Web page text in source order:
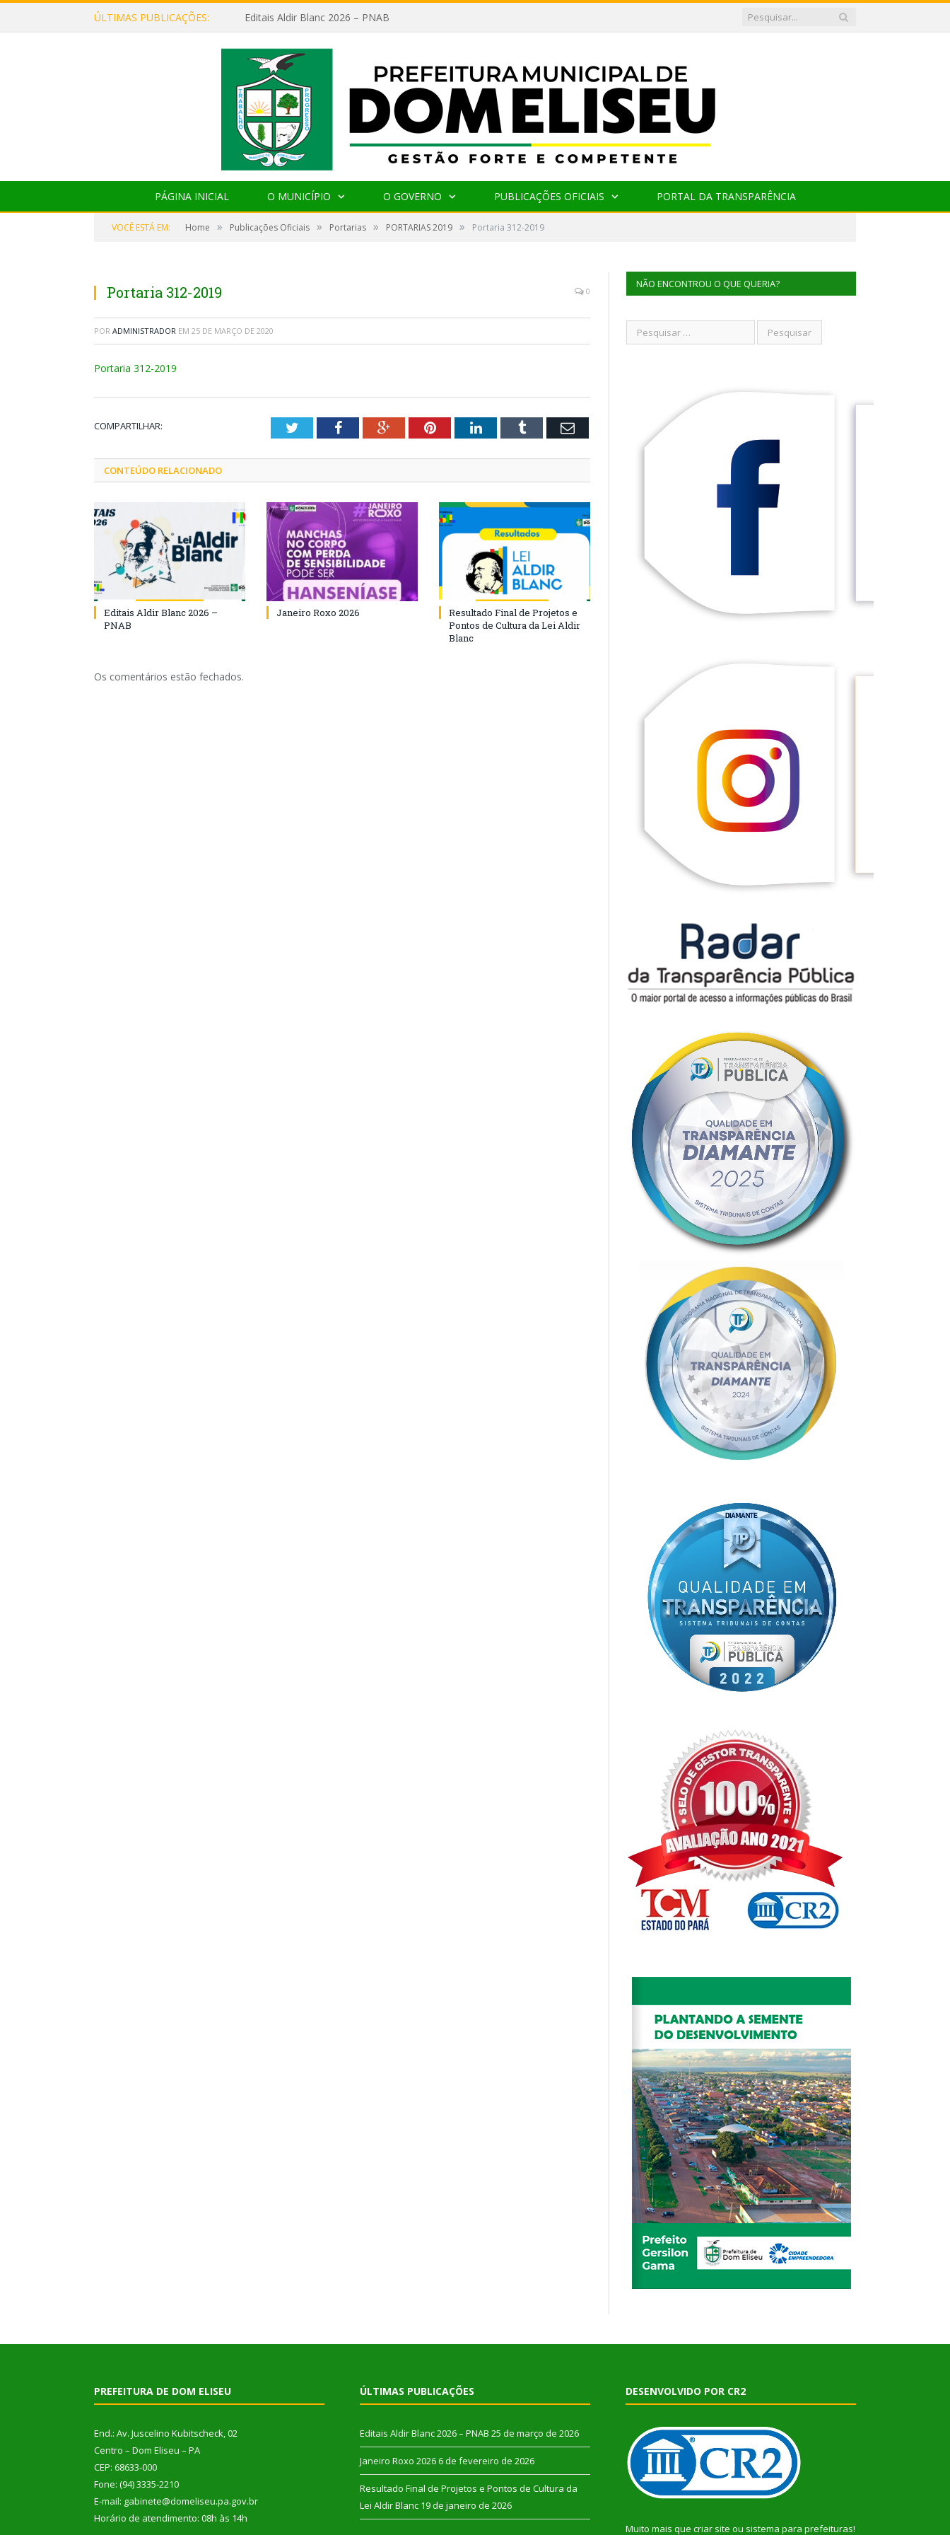
ÚLTIMAS PUBLICAÇÕES: Editais Aldir Blanc 2026 – PNAB
PÁGINA INICIAL O MUNICÍPIO O GOVERNO PUBLICAÇÕES OFICIAIS PORTAL DA TRANSPARÊNCIA
VOCÊ ESTÁ EM: Home » Publicações Oficiais » Portarias » PORTARIAS 2019 » Portaria 312-2019
Portaria 312-2019 0
POR ADMINISTRADOR EM 25 DE MARÇO DE 2020
Portaria 312-2019
COMPARTILHAR: TwitterFacebookGoogle+PinterestLinkedInTumblr Email
CONTEÚDO RELACIONADO
Editais Aldir Blanc 2026 –
PNAB
Janeiro Roxo 2026
Resultado Final de Projetos e
Pontos de Cultura da Lei Aldir
Blanc
Os comentários estão fechados.
NÃO ENCONTROU O QUE QUERIA?
PREFEITURA DE DOM ELISEU
End.: Av. Juscelino Kubitscheck, 02
Centro – Dom Eliseu – PA
CEP: 68633-000
Fone: (94) 3335-2210
E-mail: gabinete@domeliseu.pa.gov.br
Horário de atendimento: 08h às 14h
ÚLTIMAS PUBLICAÇÕES
Editais Aldir Blanc 2026 – PNAB 25 de março de 2026
Janeiro Roxo 2026 6 de fevereiro de 2026
Resultado Final de Projetos e Pontos de Cultura da
Lei Aldir Blanc 19 de janeiro de 2026
DESENVOLVIDO POR CR2
Muito mais que criar site ou sistema para prefeituras!